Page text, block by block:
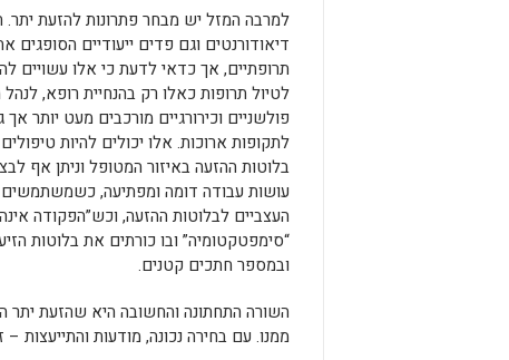
למרבה המזל יש מבחר פתרונות להזעת יתר.
דיאודורנטים וגם פדים ייעודיים הסופגים
תרופתיים, אך כדאי לדעת כי אלו עשויים
לטיול תרופות כאלו רק בהנחיית רופא,
פולשניים וכירורגיים מורכבים מעט יותר
לתקופות ארוכות. אלו יכולים להיות
בלוטות ההזעה באיזור המטופל וניתן אף
עושות עבודה דומה ומפתיעה,
העצביים לבלוטות ההזעה, וכש”הפקודה
“סימפטקטומיה” ובו כורתים את בלוטות
ובמספר חתכים קטנים.
השורה התחתונה והחשובה היא שהזעת יתר
ממנו. עם בחירה נכונה, מודעות והתייעצות